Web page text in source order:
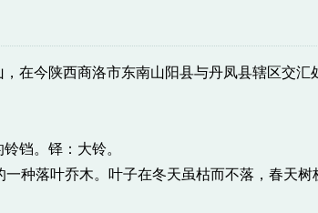
在今陕西商洛市东南山阳县与丹凤县辖区交
铛。铎：大铃。
种落叶乔木。叶子在冬天虽枯而不落，春天